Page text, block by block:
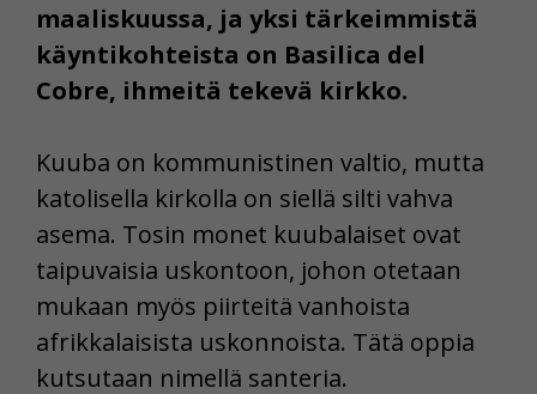
maaliskuussa, ja yksi tärkeimmistä
käyntikohteista on Basilica del
Cobre, ihmeitä tekevä kirkko.
Kuuba on kommunistinen valtio, mutta
katolisella kirkolla on siellä silti vahva
asema. Tosin monet kuubalaiset ovat
taipuvaisia uskontoon, johon otetaan
mukaan myös piirteitä vanhoista
afrikkalaisista uskonnoista. Tätä oppia
kutsutaan nimellä santeria.